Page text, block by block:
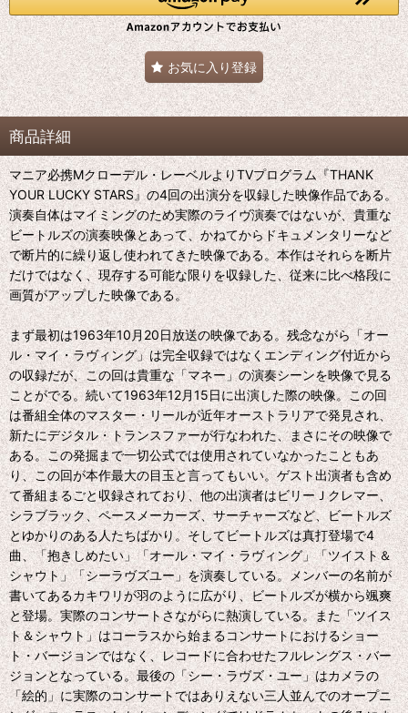
お気に入り登録
商品詳細
マニア必携Mクローデル・レーベルよりTVプログラム『THANK
YOUR LUCKY STARS』の4回の出演分を収録した映像作品である。
演奏自体はマイミングのため実際のライヴ演奏ではないが、貴重な
ビートルズの演奏映像とあって、かねてからドキュメンタリーなど
で断片的に繰り返し使われてきた映像である。本作はそれらを断片
だけではなく、現存する可能な限りを収録した、従来に比べ格段に
画質がアップした映像である。
まず最初は1963年10月20日放送の映像である。残念ながら「オー
ル・マイ・ラヴィング」は完全収録ではなくエンディング付近から
の収録だが、この回は貴重な「マネー」の演奏シーンを映像で見る
ことがでる。続いて1963年12月15日に出演した際の映像。この回
は番組全体のマスター・リールが近年オーストラリアで発見され、
新たにデジタル・トランスファーが行なわれた、まさにその映像で
ある。この発掘まで一切公式では使用されていなかったこともあ
り、この回が本作最大の目玉と言ってもいい。ゲスト出演者も含め
て番組まるごと収録されており、他の出演者はビリーＪクレマー、
シラブラック、ペースメーカーズ、サーチャーズなど、ビートルズ
とゆかりのある人たちばかり。そしてビートルズは真打登場で4
曲、「抱きしめたい」「オール・マイ・ラヴィング」「ツイスト＆
シャウト」「シーラヴズユー」を演奏している。メンバーの名前が
書いてあるカキワリが羽のように広がり、ビートルズが横から颯爽
と登場。実際のコンサートさながらに熱演している。また「ツイス
ト＆シャウト」はコーラスから始まるコンサートにおけるショー
ト・バージョンではなく、レコードに合わせたフルレングス・バー
ジョンとなっている。最後の「シー・ラヴズ・ユー」はカメラの
「絵的」に実際のコンサートではありえない三人並んでのオープニ